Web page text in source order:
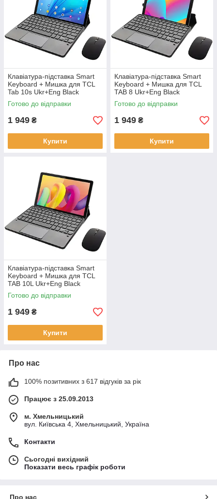
Клавіатура-підставка Smart
Keyboard + Мишка для TCL
Tab 10s Ukr+Eng Black
Готово до відправки
1 949 ₴
Купити
Клавіатура-підставка Smart
Keyboard + Мишка для TCL
TAB 8 Ukr+Eng Black
Готово до відправки
1 949 ₴
Купити
Клавіатура-підставка Smart
Keyboard + Мишка для TCL
TAB 10L Ukr+Eng Black
Готово до відправки
1 949 ₴
Купити
Про нас
100% позитивних з 617 відгуків за рік
Працює з 25.09.2013
м. Хмельницький
вул. Київська 4, Хмельницький, Україна
Контакти
Сьогодні вихідний
Показати весь графік роботи
Про нас